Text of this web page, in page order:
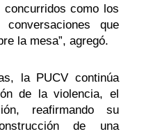
como los
que
la mesa”, agregó.
la PUCV continúa
de la violencia, el
reafirmando su
de una